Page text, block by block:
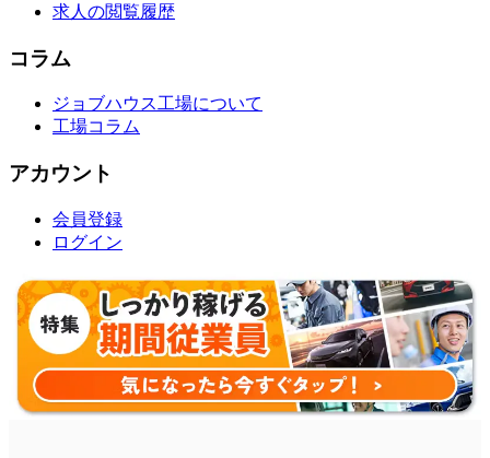
求人の閲覧履歴
コラム
ジョブハウス工場について
工場コラム
アカウント
会員登録
ログイン